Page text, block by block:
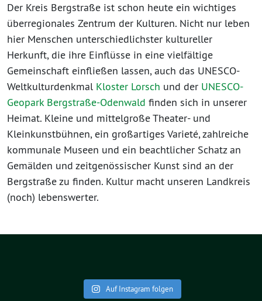
Der Kreis Bergstraße ist schon heute ein wichtiges
überregionales Zentrum der Kulturen. Nicht nur leben
hier Menschen unterschiedlichster kultureller
Herkunft, die ihre Einflüsse in eine vielfältige
Gemeinschaft einfließen lassen, auch das UNESCO-
Weltkulturdenkmal Kloster Lorsch und der UNESCO-
Geopark Bergstraße-Odenwald finden sich in unserer
Heimat. Kleine und mittelgroße Theater- und
Kleinkunstbühnen, ein großartiges Varieté, zahlreiche
kommunale Museen und ein beachtlicher Schatz an
Gemälden und zeitgenössischer Kunst sind an der
Bergstraße zu finden. Kultur macht unseren Landkreis
(noch) lebenswerter.
Auf Instagram folgen